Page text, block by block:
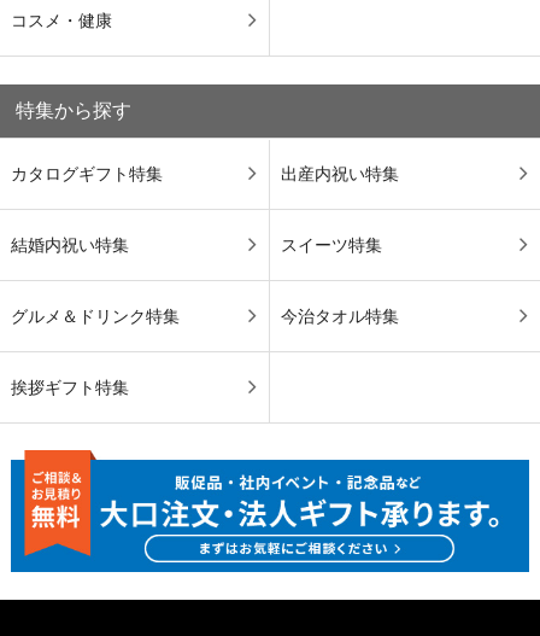
コスメ・健康
特集から探す
カタログギフト特集 出産内祝い特集
結婚内祝い特集 スイーツ特集
グルメ＆ドリンク特集 今治タオル特集
挨拶ギフト特集